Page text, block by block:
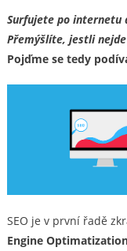
Surfujete po internetu
Přemýšlíte, jestli
Pojďme se tedy
SEO je v první řadě
Engine